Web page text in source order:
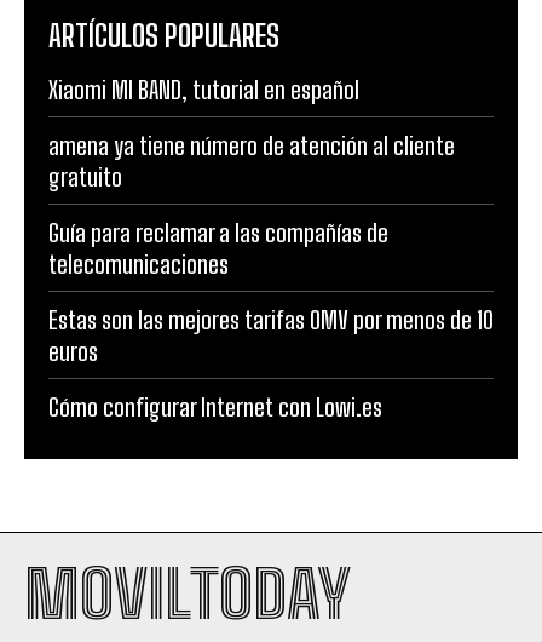
ARTÍCULOS POPULARES
Xiaomi MI BAND, tutorial en español
amena ya tiene número de atención al cliente
gratuito
Guía para reclamar a las compañías de
telecomunicaciones
Estas son las mejores tarifas OMV por menos de 10
euros
Cómo configurar Internet con Lowi.es
MOVILTODAY